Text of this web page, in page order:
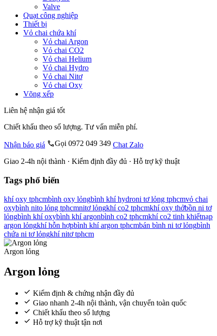
Valve
Quạt công nghiệp
Thiết bị
Vỏ chai chứa khí
Vỏ chai Argon
Vỏ chai CO2
Vỏ chai Helium
Vỏ chai Hydro
Vỏ chai Nitơ
Vỏ chai Oxy
Võng xếp
Liên hệ nhận giá tốt
Chiết khấu theo số lượng. Tư vấn miễn phí.
Nhận báo giá Gọi 0972 049 349 Chat Zalo
Giao 2-4h nội thành · Kiểm định đầy đủ · Hỗ trợ kỹ thuật
Tags phổ biến
khí oxy tphcmbình oxy lỏngbình khí hydroni tơ lỏng tphcmvỏ chai
oxybình nito lỏng tphcmnitơ lỏngkhí co2 tphcmkhí oxy thởbồn ni tơ
lỏngbình khí oxybình khí argonbình co2 tphcmkhí co2 tinh khiếtnạp
argon lỏngkhí hỗn hợpbình khí argon tphcmbán bình ni tơ lỏngbình
chứa ni tơ lỏngkhí nitơ tphcm
Argon lỏng
Argon lỏng
Kiểm định & chứng nhận đầy đủ
Giao nhanh 2-4h nội thành, vận chuyển toàn quốc
Chiết khấu theo số lượng
Hỗ trợ kỹ thuật tận nơi